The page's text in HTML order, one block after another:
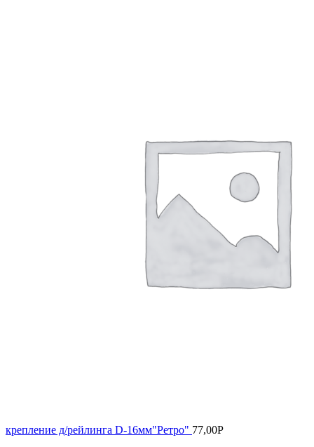
крепление д/рейлинга D-16мм"Ретро" 77,00Р